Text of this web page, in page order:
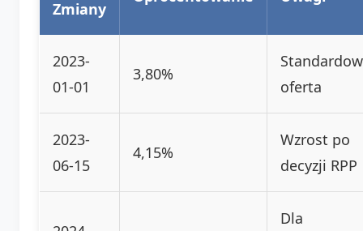
Zmiany
2023-
01-01
3,80%
oferta
2023-
06-15
4,15%
Wzrost po
decyzji RPP
Dla